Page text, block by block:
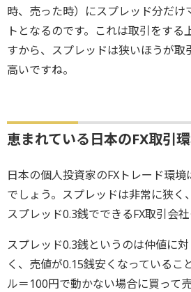
時、売った時）にスプレッド分だけ
トとなるのです。これは取引をする
すから、スプレッドは狭いほうが取
高いですね。
恵まれている日本のFX取引
日本の個人投資家のFXトレード環
でしょう。スプレッドは非常に狭く
スプレッド0.3銭でできるFX取引会社
スプレッド0.3銭というのは仲値に
く、売値が0.15銭安くなっているこ
ル＝100円で動かない場合に買って